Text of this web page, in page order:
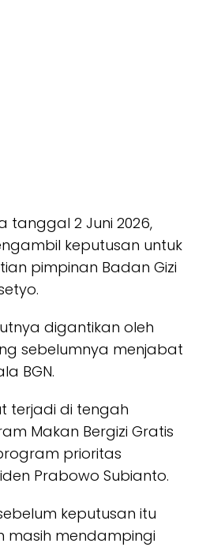
tanggal 2 Juni 2026,
keputusan untuk
pimpinan Badan Gizi
digantikan oleh
sebelumnya menjabat
BGN.
terjadi di tengah
Makan Bergizi Gratis
prioritas
Prabowo Subianto.
keputusan itu
masih mendampingi